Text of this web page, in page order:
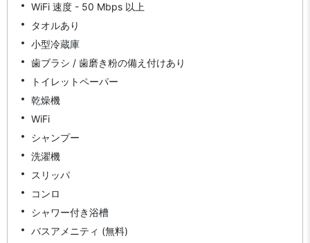
WiFi 速度 - 50 Mbps 以上
タオルあり
小型冷蔵庫
歯ブラシ / 歯磨き粉の備え付けあり
トイレットペーパー
乾燥機
WiFi
シャンプー
洗濯機
スリッパ
コンロ
シャワー付き浴槽
バスアメニティ (無料)